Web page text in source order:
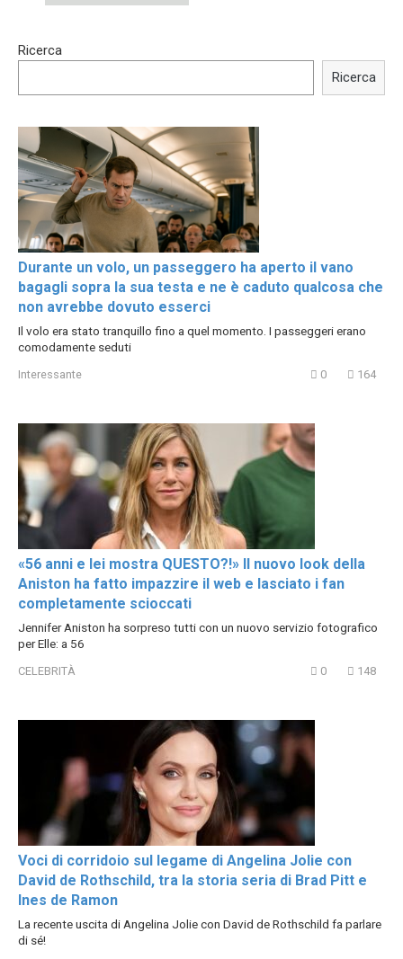
Trying BOLLYWOOD
Shocking illusion - Pretty
Ricerca
Ricerca
Durante un volo, un passeggero ha aperto il vano
bagagli sopra la sua testa e ne è caduto qualcosa che
non avrebbe dovuto esserci
Il volo era stato tranquillo fino a quel momento. I passeggeri erano
comodamente seduti
Interessante 0 164
«56 anni e lei mostra QUESTO?!» Il nuovo look della
Aniston ha fatto impazzire il web e lasciato i fan
completamente scioccati
Jennifer Aniston ha sorpreso tutti con un nuovo servizio fotografico
per Elle: a 56
CELEBRITÀ 0 148
Voci di corridoio sul legame di Angelina Jolie con
David de Rothschild, tra la storia seria di Brad Pitt e
Ines de Ramon
La recente uscita di Angelina Jolie con David de Rothschild fa parlare
di sé!